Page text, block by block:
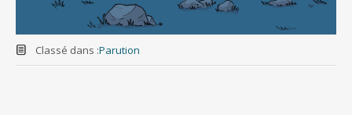
Classé dans :Parution